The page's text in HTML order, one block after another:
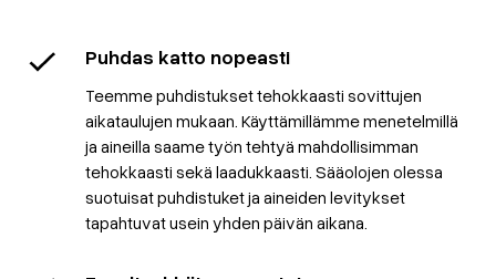
Puhdas katto nopeasti
Teemme puhdistukset tehokkaasti sovittujen
aikataulujen mukaan. Käyttämillämme menetelmillä
ja aineilla saame työn tehtyä mahdollisimman
tehokkaasti sekä laadukkaasti. Sääolojen olessa
suotuisat puhdistuket ja aineiden levitykset
tapahtuvat usein yhden päivän aikana.